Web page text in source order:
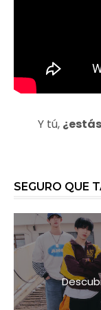
Y tú,
SEGURO QUE